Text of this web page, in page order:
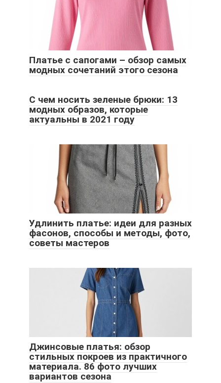
Платье с сапогами – обзор самых
модных сочетаний этого сезона
С чем носить зеленые брюки: 13
модных образов, которые
актуальны в 2021 году
Удлинить платье: идеи для разных
фасонов, способы и методы, фото,
советы мастеров
Джинсовые платья: обзор
стильных покроев из практичного
материала. 86 фото лучших
вариантов сезона